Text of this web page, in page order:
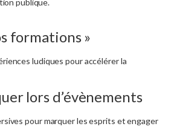
publique.
formations »
ludiques pour accélérer la
lors d’évènements
pour marquer les esprits et engager